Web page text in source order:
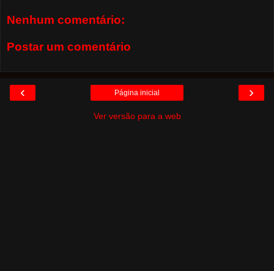
Nenhum comentário:
Postar um comentário
‹ ›
Página inicial
Ver versão para a web